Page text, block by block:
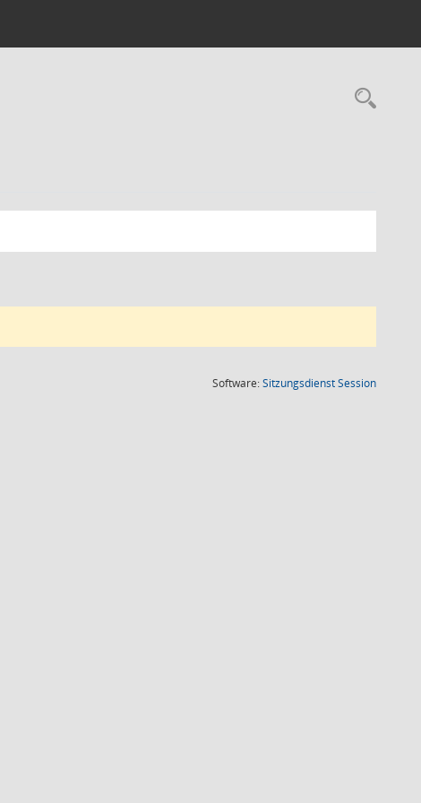
Software:SitzungsdienstSession(Wird in